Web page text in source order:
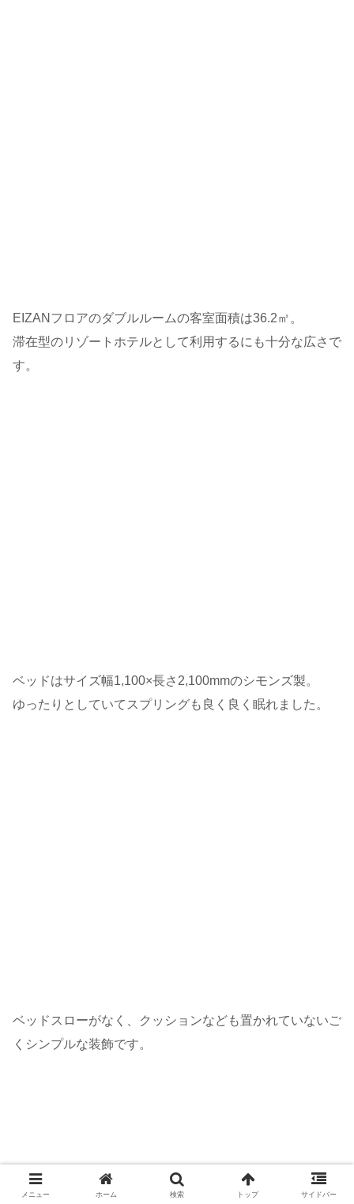
EIZANフロアのダブルルームの客室面積は36.2㎡。
滞在型のリゾートホテルとして利用するにも十分な広さで
す。
ベッドはサイズ幅1,100×長さ2,100mmのシモンズ製。
ゆったりとしていてスプリングも良く良く眠れました。
ベッドスローがなく、クッションなども置かれていないご
くシンプルな装飾です。
メニュー ホーム 検索 トップ サイドバー